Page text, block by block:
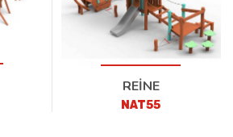
REİNE
NAT55